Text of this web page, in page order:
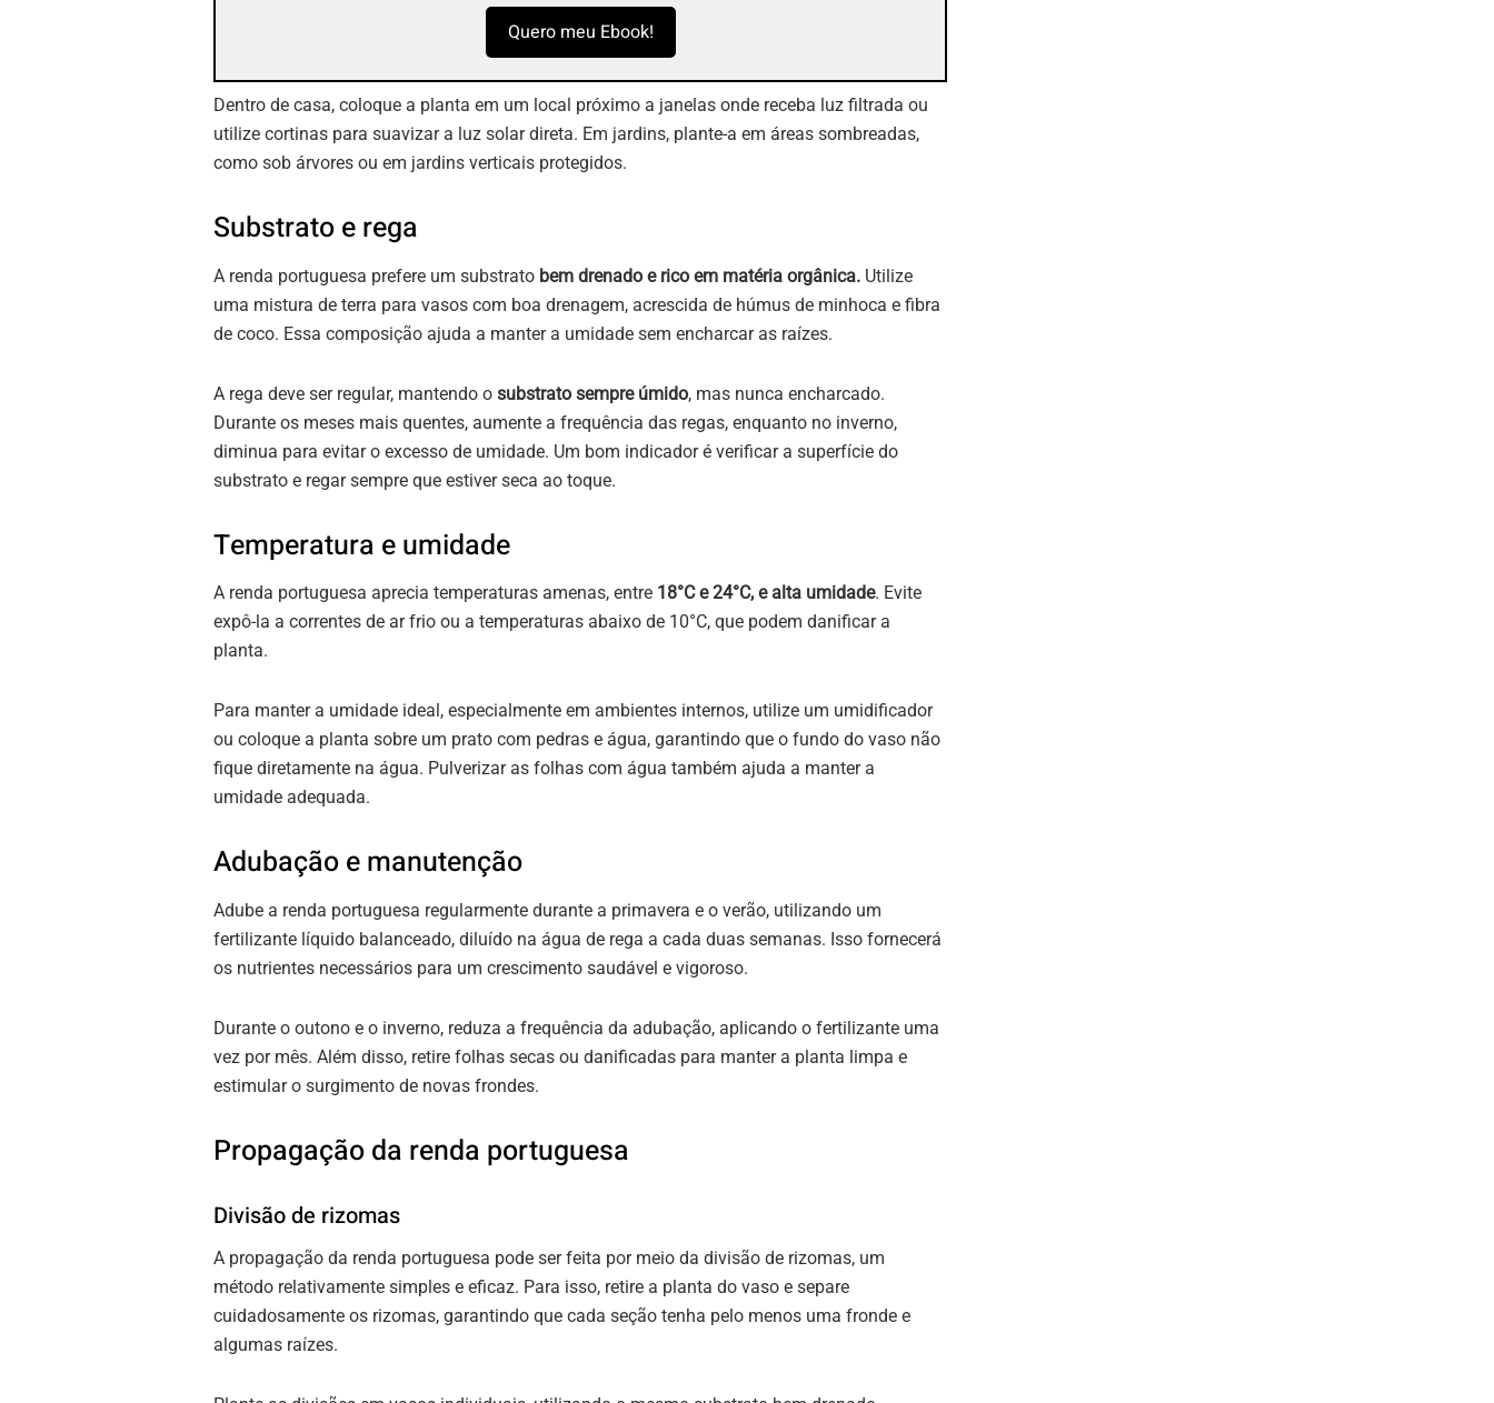
Quero meu Ebook!
Dentro de casa, coloque a planta em um local próximo a janelas onde receba luz filtrada ou
utilize cortinas para suavizar a luz solar direta. Em jardins, plante-a em áreas sombreadas,
como sob árvores ou em jardins verticais protegidos.
Substrato e rega
A renda portuguesa prefere um substrato bem drenado e rico em matéria orgânica. Utilize
uma mistura de terra para vasos com boa drenagem, acrescida de húmus de minhoca e fibra
de coco. Essa composição ajuda a manter a umidade sem encharcar as raízes.
A rega deve ser regular, mantendo o substrato sempre úmido, mas nunca encharcado.
Durante os meses mais quentes, aumente a frequência das regas, enquanto no inverno,
diminua para evitar o excesso de umidade. Um bom indicador é verificar a superfície do
substrato e regar sempre que estiver seca ao toque.
Temperatura e umidade
A renda portuguesa aprecia temperaturas amenas, entre 18°C e 24°C, e alta umidade. Evite
expô-la a correntes de ar frio ou a temperaturas abaixo de 10°C, que podem danificar a
planta.
Para manter a umidade ideal, especialmente em ambientes internos, utilize um umidificador
ou coloque a planta sobre um prato com pedras e água, garantindo que o fundo do vaso não
fique diretamente na água. Pulverizar as folhas com água também ajuda a manter a
umidade adequada.
Adubação e manutenção
Adube a renda portuguesa regularmente durante a primavera e o verão, utilizando um
fertilizante líquido balanceado, diluído na água de rega a cada duas semanas. Isso fornecerá
os nutrientes necessários para um crescimento saudável e vigoroso.
Durante o outono e o inverno, reduza a frequência da adubação, aplicando o fertilizante uma
vez por mês. Além disso, retire folhas secas ou danificadas para manter a planta limpa e
estimular o surgimento de novas frondes.
Propagação da renda portuguesa
Divisão de rizomas
A propagação da renda portuguesa pode ser feita por meio da divisão de rizomas, um
método relativamente simples e eficaz. Para isso, retire a planta do vaso e separe
cuidadosamente os rizomas, garantindo que cada seção tenha pelo menos uma fronde e
algumas raízes.